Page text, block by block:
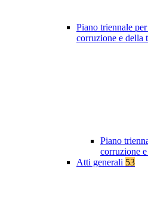
Piano triennale
corruzione e della
Piano
corruzione
Atti generali 53